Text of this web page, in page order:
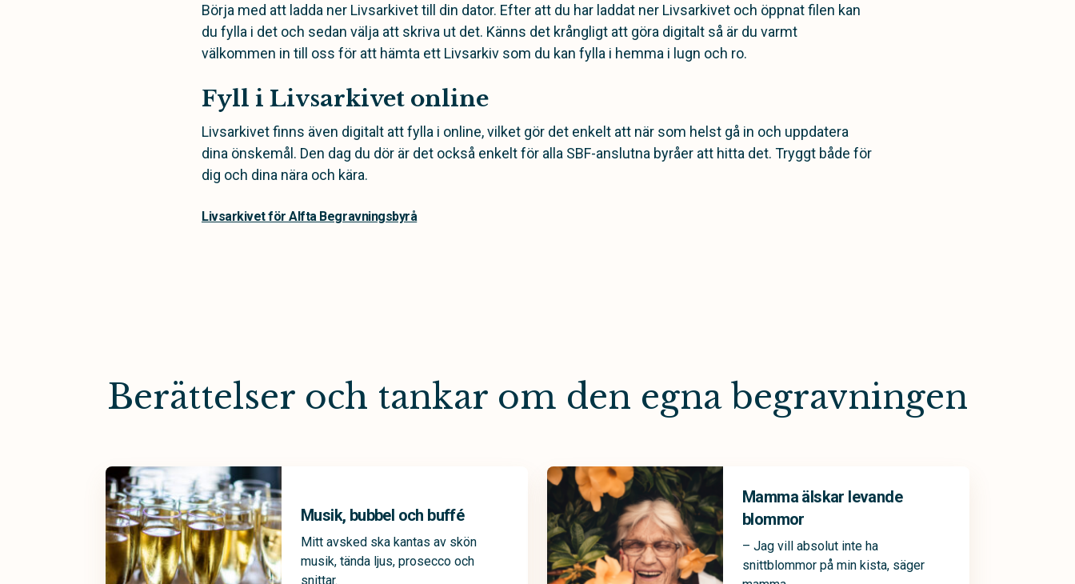
Börja med att ladda ner Livsarkivet till din dator. Efter att du har laddat ner Livsarkivet och öppnat filen kan
du fylla i det och sedan välja att skriva ut det. Känns det krångligt att göra digitalt så är du varmt
välkommen in till oss för att hämta ett Livsarkiv som du kan fylla i hemma i lugn och ro.
Fyll i Livsarkivet online
Livsarkivet finns även digitalt att fylla i online, vilket gör det enkelt att när som helst gå in och uppdatera
dina önskemål. Den dag du dör är det också enkelt för alla SBF-anslutna byråer att hitta det. Tryggt både för
dig och dina nära och kära.
Livsarkivet för Alfta Begravningsbyrå
Berättelser och tankar om den egna begravningen
Musik, bubbel och buffé
Mitt avsked ska kantas av skön
musik, tända ljus, prosecco och
snittar.
Mamma älskar levande
blommor
– Jag vill absolut inte ha
snittblommor på min kista, säger